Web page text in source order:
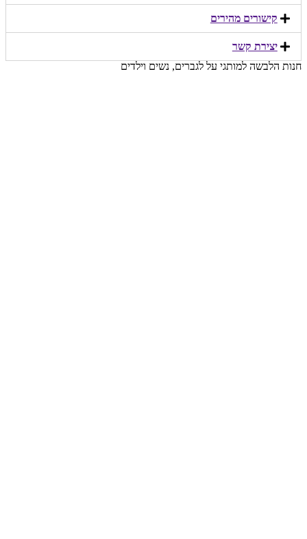
קישורים מהירים​
יצירת קשר​
חנות הלבשה למותגי על לגברים, נשים וילדים